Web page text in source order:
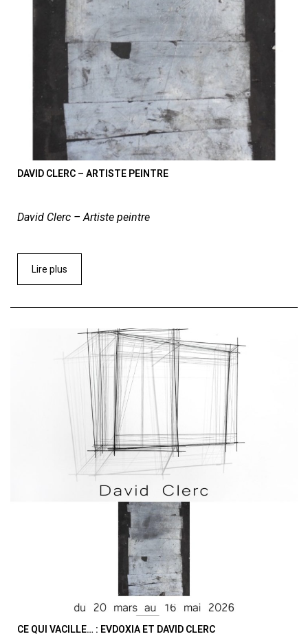
DAVID CLERC – ARTISTE PEINTRE
David Clerc – Artiste peintre
Lire plus
CE QUI VACILLE… : EVDOXIA ET DAVID CLERC